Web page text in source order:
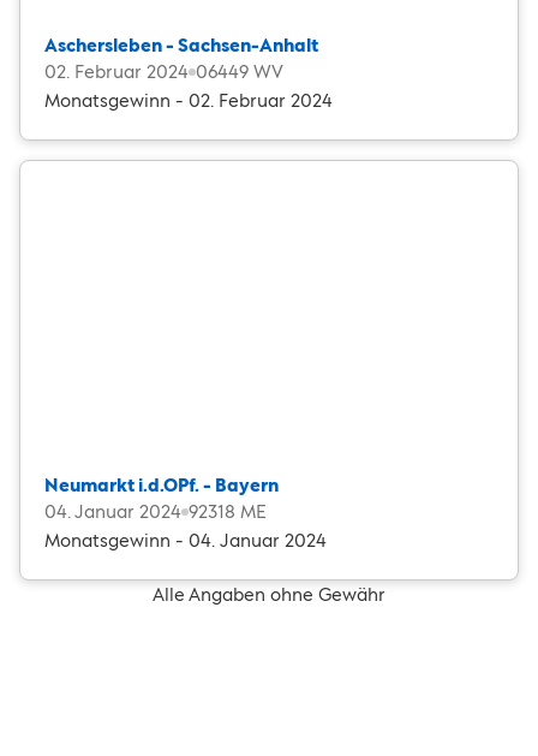
Aschersleben - Sachsen-Anhalt
02. Februar 2024 06449 WV
Monatsgewinn - 02. Februar 2024
Neumarkt i.d.OPf. - Bayern
04. Januar 2024 92318 ME
Monatsgewinn - 04. Januar 2024
Alle Angaben ohne Gewähr